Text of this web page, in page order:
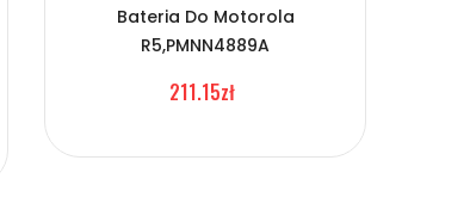
Bateria Do Motorola
R5,PMNN4889A
211.15zł